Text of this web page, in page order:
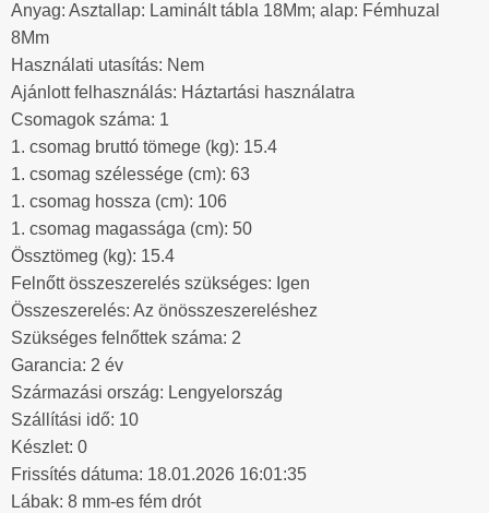
Anyag: Asztallap: Laminált tábla 18Mm; alap: Fémhuzal
8Mm
Használati utasítás: Nem
Ajánlott felhasználás: Háztartási használatra
Csomagok száma: 1
1. csomag bruttó tömege (kg): 15.4
1. csomag szélessége (cm): 63
1. csomag hossza (cm): 106
1. csomag magassága (cm): 50
Össztömeg (kg): 15.4
Felnőtt összeszerelés szükséges: Igen
Összeszerelés: Az önösszeszereléshez
Szükséges felnőttek száma: 2
Garancia: 2 év
Származási ország: Lengyelország
Szállítási idő: 10
Készlet: 0
Frissítés dátuma: 18.01.2026 16:01:35
Lábak: 8 mm-es fém drót